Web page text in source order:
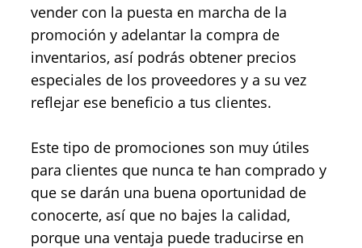
vender con la puesta en marcha de la
promoción y adelantar la compra de
inventarios, así podrás obtener precios
especiales de los proveedores y a su vez
reflejar ese beneficio a tus clientes.
Este tipo de promociones son muy útiles
para clientes que nunca te han comprado y
que se darán una buena oportunidad de
conocerte, así que no bajes la calidad,
porque una ventaja puede traducirse en